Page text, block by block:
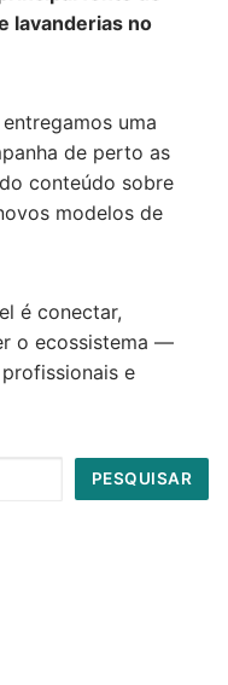
lavanderias no
uma
de perto as
conteúdo sobre
modelos de
é conectar,
o ecossistema —
e
PESQUISAR